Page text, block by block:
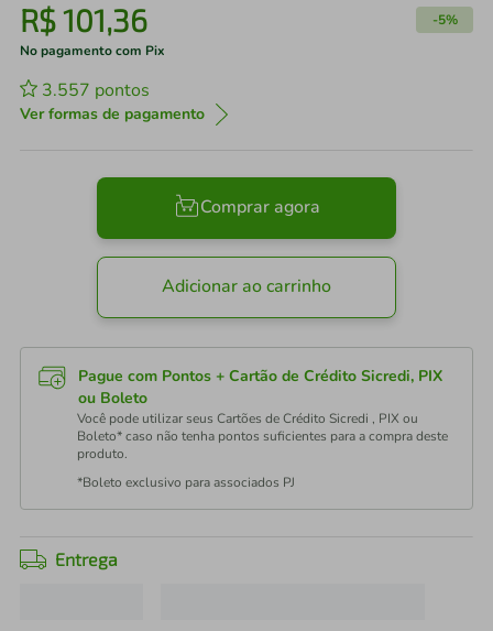
R$101,36 -5%
No pagamento com Pix
3.557 pontos
Ver formas de pagamento
Comprar agora
Adicionar ao carrinho
Pague com Pontos + Cartão de Crédito Sicredi, PIX
ou Boleto
Você pode utilizar seus Cartões de Crédito Sicredi , PIX ou
Boleto* caso não tenha pontos suficientes para a compra deste
produto.
*Boleto exclusivo para associados PJ
Entrega